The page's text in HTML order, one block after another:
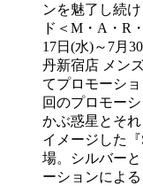
ンを魅了し続
ド＜M・A・R
17日(水)～7月
丹新宿店 メン
てプロモーシ
回のプロモー
かぶ惑星とそ
イメージした『
場。シルバー
ーションによ